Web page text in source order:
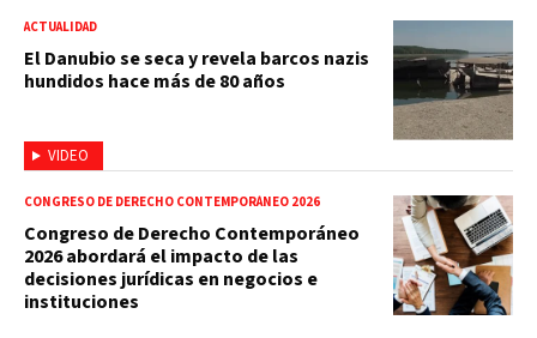
VIDEO
ACTUALIDAD
El Danubio se seca y revela barcos nazis
hundidos hace más de 80 años
CONGRESO DE DERECHO CONTEMPORÁNEO 2026
Congreso de Derecho Contemporáneo
2026 abordará el impacto de las
decisiones jurídicas en negocios e
instituciones